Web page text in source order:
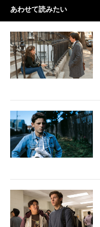
あわせて読みたい